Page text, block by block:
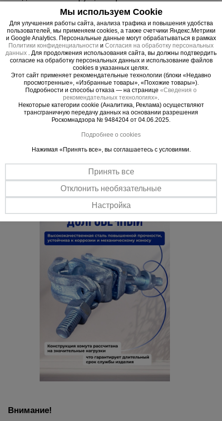
посредством хомутов выполняется быстро и
надежно.
Качество.
Хомут производится из высококачественной
стали повышенной прочности, что гарантирует
долгий срок службы изделий.
Соответствие ГОСТ.
Все поставляемые изделия сертифицированы и
соответствуют требованиям российских
стандартов.
Важные преимущества –
эффективная работа
Внимание!
Мы используем Cookie
Для улучшения работы сайта, анализа трафика и повышения удобства
пользователей, мы применяем cookies, а также счетчики Яндекс.Метрики
и Google Analytics. Персональные данные могут обрабатываться в рамках
Политики конфиденциальности и Согласия на обработку персональных
данных
. Для продолжения использования сайта, вы должны подтвердить
согласие на обработку персональных данных и использование файлов
cookies в указанных целях.
Этот сайт применяет рекомендательные технологии (блоки «Недавно
просмотренные», «Избранные товары», «Похожие товары»).
Подробности и способы отказа — на странице «Сведения о
рекомендательных технологиях»
Некоторые категории cookie (Аналитика, Реклама) осуществляют
трансграничную передачу данных на основании разрешения
Роскомнадзора № 9484204 от 04.06.2025.
Подробнее о cookies
Нажимая «Принять все», вы соглашаетесь с условиями.
Принять все
Отклонить необязательные
Настройка